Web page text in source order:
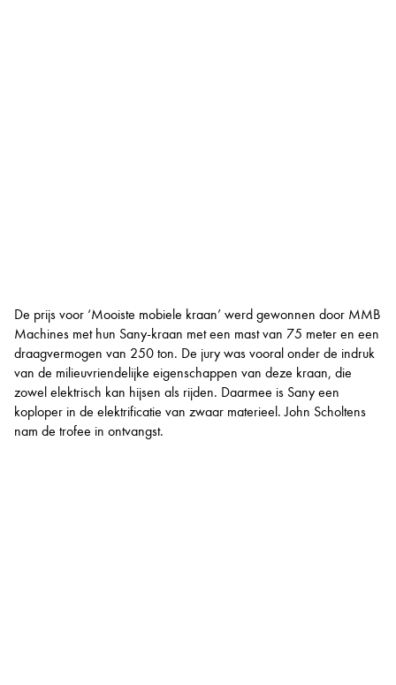
De prijs voor ‘Mooiste mobiele kraan’ werd gewonnen door MMB
Machines met hun Sany-kraan met een mast van 75 meter en een
draagvermogen van 250 ton. De jury was vooral onder de indruk
van de milieuvriendelijke eigenschappen van deze kraan, die
zowel elektrisch kan hijsen als rijden. Daarmee is Sany een
koploper in de elektrificatie van zwaar materieel. John Scholtens
nam de trofee in ontvangst.